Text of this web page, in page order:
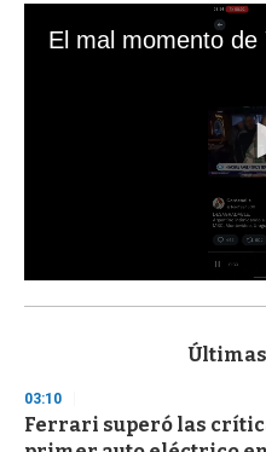
s
d
s
o
03:10
Ferrari superó las